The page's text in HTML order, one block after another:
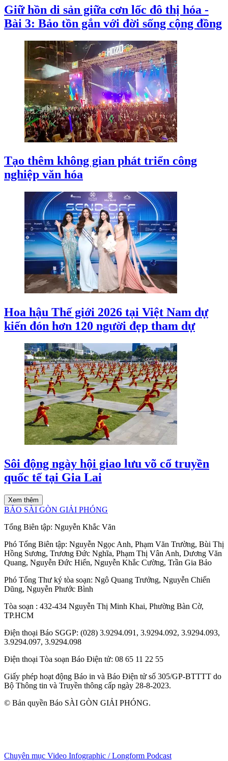
Giữ hồn di sản giữa cơn lốc đô thị hóa -
Bài 3: Bảo tồn gắn với đời sống cộng đồng
Tạo thêm không gian phát triển công
nghiệp văn hóa
Hoa hậu Thế giới 2026 tại Việt Nam dự
kiến đón hơn 120 người đẹp tham dự
Sôi động ngày hội giao lưu võ cổ truyền
quốc tế tại Gia Lai
Xem thêm
BÁO SÀI GÒN GIẢI PHÓNG
Tổng Biên tập: Nguyễn Khắc Văn
Phó Tổng Biên tập: Nguyễn Ngọc Anh, Phạm Văn Trường, Bùi Thị
Hồng Sương, Trương Đức Nghĩa, Phạm Thị Vân Anh, Dương Văn
Quang, Nguyễn Đức Hiển, Nguyễn Khắc Cường, Trần Gia Bảo
Phó Tổng Thư ký tòa soạn: Ngô Quang Trưởng, Nguyễn Chiến
Dũng, Nguyễn Phước Bình
Tòa soạn : 432-434 Nguyễn Thị Minh Khai, Phường Bàn Cờ,
TP.HCM
Điện thoại Báo SGGP: (028) 3.9294.091, 3.9294.092, 3.9294.093,
3.9294.097, 3.9294.098
Điện thoại Tòa soạn Báo Điện tử: 08 65 11 22 55
Giấy phép hoạt động Báo in và Báo Điện tử số 305/GP-BTTTT do
Bộ Thông tin và Truyền thông cấp ngày 28-8-2023.
© Bản quyền Báo SÀI GÒN GIẢI PHÓNG.
Chuyên mục Video Infographic / Longform Podcast